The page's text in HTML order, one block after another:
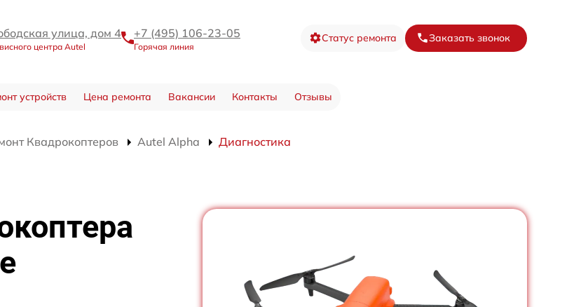
улица, дом 4
центра Autel
+7 (495) 106-23-05
Горячая линия
Статус ремонта Заказать звонок
устройств Цена ремонта Вакансии Контакты Отзывы
Квадрокоптеров Autel Alpha Диагностика